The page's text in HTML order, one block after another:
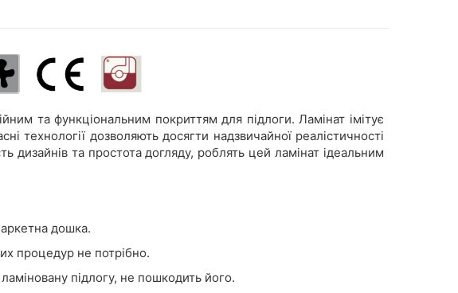
та функціональним покриттям для підлоги. Ламінат імітує
технології дозволяють досягти надзвичайної реалістичності
дизайнів та простота догляду, роблять цей ламінат ідеальним
дошка.
процедур не потрібно.
підлогу, не пошкодить його.